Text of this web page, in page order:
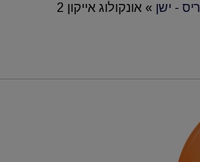
- ישן » אונקולוג אייקון 2